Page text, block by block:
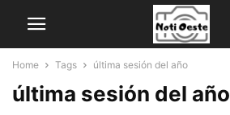
Home Tags última sesión del año
última sesión del año